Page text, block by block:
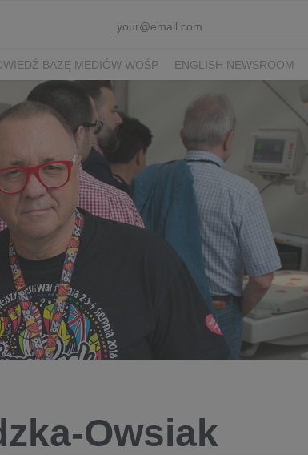
BAZĘ MEDIÓW WOŚP ENGLISH NEWSROOM
Owsiak